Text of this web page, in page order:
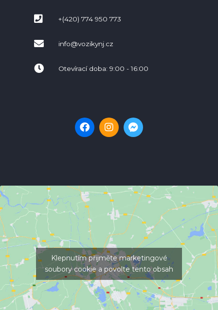
+(420) 774 950 773
info@vozikynj.cz
Otevírací doba: 9:00 - 16:00
Klepnutím přijměte marketingové
soubory cookie a povolte tento obsah